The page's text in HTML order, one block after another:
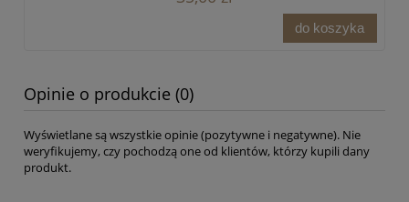
do koszyka
Opinie o produkcie (0)
Wyświetlane są wszystkie opinie (pozytywne i negatywne). Nie
weryfikujemy, czy pochodzą one od klientów, którzy kupili dany
produkt.